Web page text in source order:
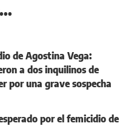
de Agostina Vega:
a dos inquilinos de
por una grave sospecha
por el femicidio de